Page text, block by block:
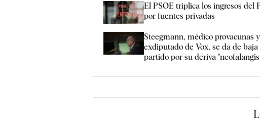
El PSOE triplica los ingresos del
por fuentes privadas
Steegmann, médico provacunas y
exdiputado de Vox, se da de baja
partido por su deriva